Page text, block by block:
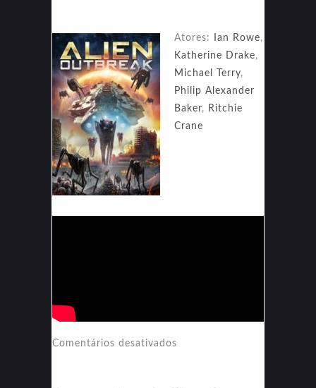
Atores: Ian Rowe,
Katherine Drake,
Michael Terry,
Philip Alexander
Baker, Ritchie
Crane
Comentários desativados